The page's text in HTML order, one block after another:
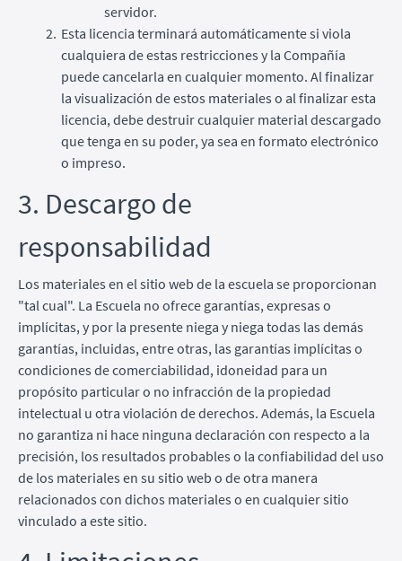
servidor.
Esta licencia terminará automáticamente si viola
cualquiera de estas restricciones y la Compañía
puede cancelarla en cualquier momento. Al finalizar
la visualización de estos materiales o al finalizar esta
licencia, debe destruir cualquier material descargado
que tenga en su poder, ya sea en formato electrónico
o impreso.
3. Descargo de
responsabilidad
Los materiales en el sitio web de la escuela se proporcionan
"tal cual". La Escuela no ofrece garantías, expresas o
implícitas, y por la presente niega y niega todas las demás
garantías, incluidas, entre otras, las garantías implícitas o
condiciones de comerciabilidad, idoneidad para un
propósito particular o no infracción de la propiedad
intelectual u otra violación de derechos. Además, la Escuela
no garantiza ni hace ninguna declaración con respecto a la
precisión, los resultados probables o la confiabilidad del uso
de los materiales en su sitio web o de otra manera
relacionados con dichos materiales o en cualquier sitio
vinculado a este sitio.